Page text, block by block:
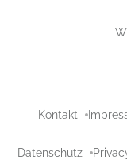
Kontakt
Datenschutz